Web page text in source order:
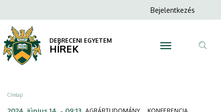
hazai
halfajok
védelméről
és
a
tartalomra
Anonim
menüje
Bejelentkezés
DEBRECENI EGYETEM
HÍREK
Morzsa
Címlap